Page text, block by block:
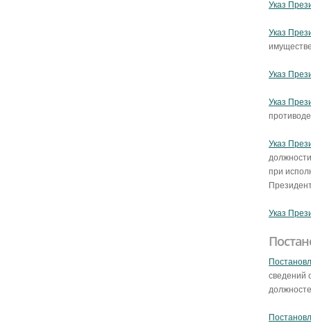
Указ
Указ
Указ
Указ
Указ
при
Указ
сведений